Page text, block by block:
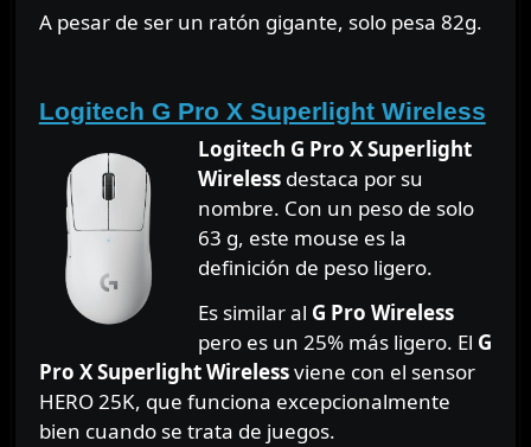
A pesar de ser un ratón gigante, solo pesa 82g.
Logitech G Pro X Superlight Wireless
Logitech G Pro X Superlight
Wirelessdestaca por su
nombre. Con un peso de solo
63 g, este mouse es la
definición de peso ligero.
Es similar al G Pro Wireless
pero es un 25% más ligero. El G
Pro X Superlight Wirelessviene con el sensor
HERO 25K, que funciona excepcionalmente
bien cuando se trata de juegos.